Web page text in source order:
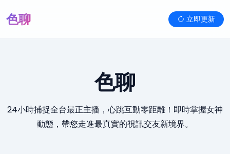
色聊 立即更新
色聊
24小時捕捉全台最正主播，心跳互動零距離！即時掌握女神
動態，帶您走進最真實的視訊交友新境界。